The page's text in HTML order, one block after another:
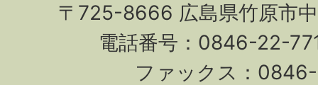
〒725-8666 広島県竹原市
電話番号：0846-22-
ファックス：